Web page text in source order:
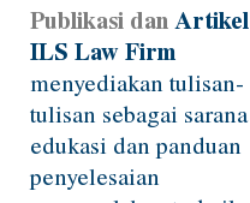
Publikasi danArtikel
ILS Law Firm
menyediakan tulisan-
tulisan sebagai sarana
edukasi dan panduan
penyelesaian